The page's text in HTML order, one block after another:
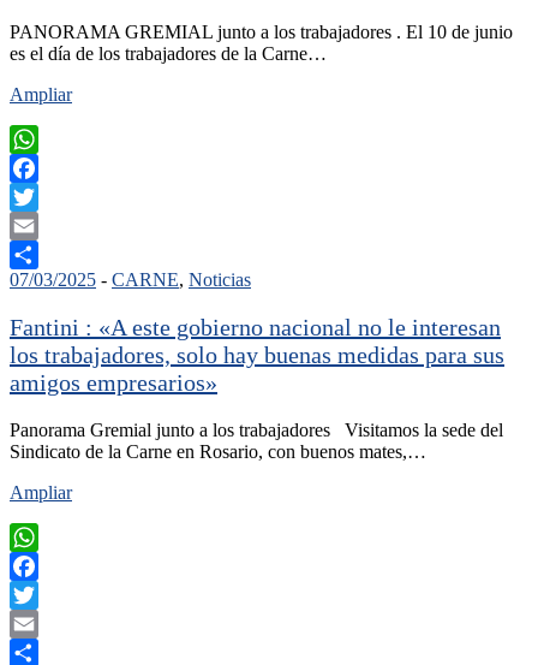
PANORAMA GREMIAL junto a los trabajadores . El 10 de junio
es el día de los trabajadores de la Carne…
Ampliar
WhatsApp
Facebook
Twitter
Email
Compartir
07/03/2025 - CARNE, Noticias
Fantini : «A este gobierno nacional no le interesan
los trabajadores, solo hay buenas medidas para sus
amigos empresarios»
Panorama Gremial junto a los trabajadores Visitamos la sede del
Sindicato de la Carne en Rosario, con buenos mates,…
Ampliar
WhatsApp
Facebook
Twitter
Email